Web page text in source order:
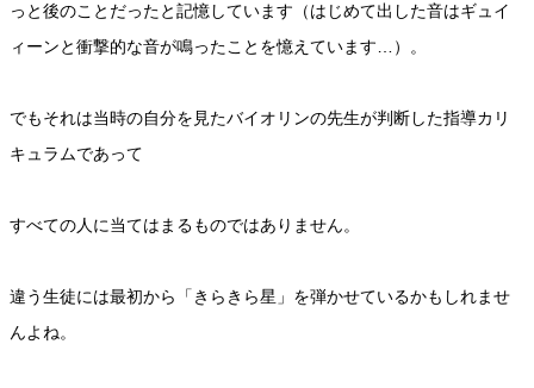
っと後のことだったと記憶しています（はじめて出した音はギュイ
ィーンと衝撃的な音が鳴ったことを憶えています…）。
でもそれは当時の自分を見たバイオリンの先生が判断した指導カリ
キュラムであって
すべての人に当てはまるものではありません。
違う生徒には最初から「きらきら星」を弾かせているかもしれませ
んよね。